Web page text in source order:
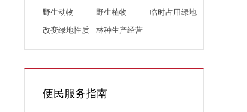
野生动物
野生植物
临时占用绿地
改变绿地性质
林种生产经营
便民服务指南